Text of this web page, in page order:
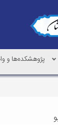
پژوهشکده‌ها و